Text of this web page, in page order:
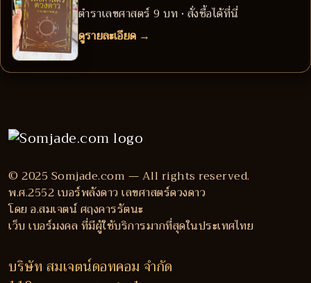
ตำราเลขศาสตร์ 9 บท • สั่งซื้อได้ที่นี่
ดูรายละเอียด →
© 2025 Somjade.com — All rights reserved.
พ.ศ.2552 เบอร์พลังดาว เลขศาสตร์ดวงดาว
โดย อ.สมเจตน์ ศฤงคารรัตนะ
เว็บ เบอร์มงคล ที่มีผู้ใช้บริการมากที่สุดในประเทศไทย
บริษัท สมเจตน์ดอทคอม จำกัด